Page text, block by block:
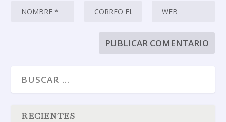
RECIENTES